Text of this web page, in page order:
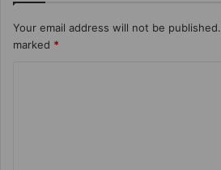
Your email address will not be published.
marked *